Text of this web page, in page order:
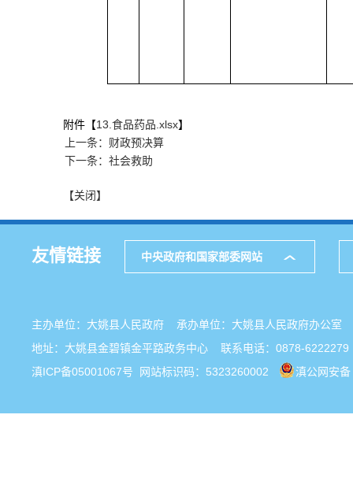
附件【13.食品药品.xlsx】
上一条：财政预决算
下一条：社会救助
【关闭】
友情链接 中央政府和国家部委网站
主办单位：大姚县人民政府 承办单位：大姚县人民政府办公
地址：大姚县金碧镇金平路政务中心 联系电话：0878-6222279
滇ICP备05001067号 网站标识码：5323260002 滇公网安